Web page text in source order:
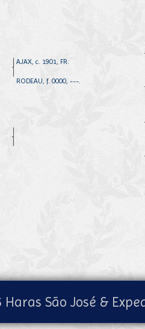
AJAX, c. 1901, FR.
RODEAU, f. 0000, ---.
Haras São José &